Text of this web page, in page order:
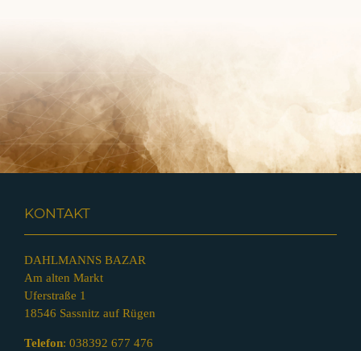
KONTAKT
DAHLMANNS BAZAR
Am alten Markt
Uferstraße 1
18546 Sassnitz auf Rügen
Telefon: 038392 677 476